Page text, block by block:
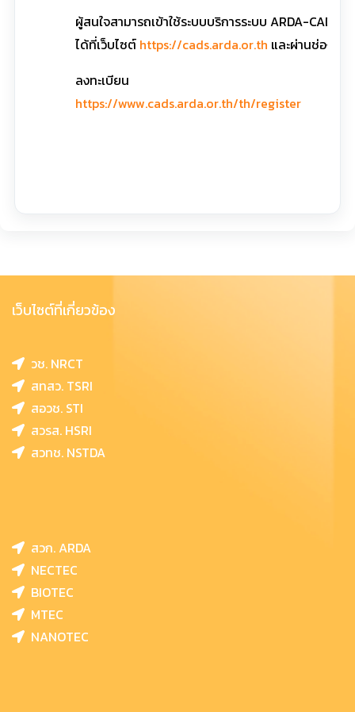
ผู้สนใจสามารถเข้าใช้ระบบบริการระบบ ARDA-CADS
ได้ที่เว็บไซต์ https://cads.arda.or.th และผ่านช่องทา
ลงทะเบียน
https://www.cads.arda.or.th/th/register
เว็บไซต์ที่เกี่ยวข้อง
วช. NRCT
สทสว. TSRI
สอวช. STI
สวรส. HSRI
สวทช. NSTDA
สวก. ARDA
NECTEC
BIOTEC
MTEC
NANOTEC